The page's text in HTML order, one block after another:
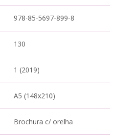
978-85-5697-899-8
130
1 (2019)
A5 (148x210)
Brochura c/ orelha